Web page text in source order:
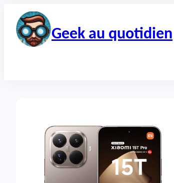
contenu
Geek au quotidien